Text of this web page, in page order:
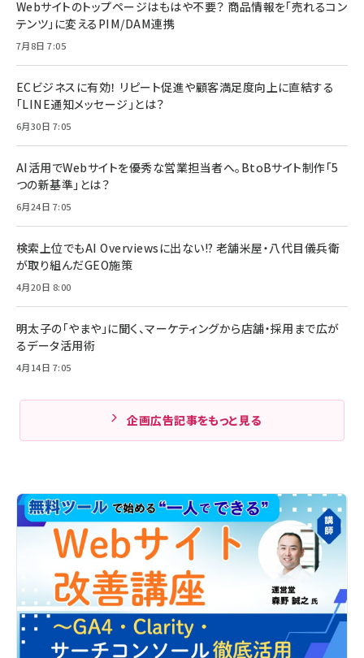
Webサイトのトップページはもはや不要？ 商品情報を「売れるコン
テンツ」に変えるPIM/DAM連携
7月8日 7:05
ECビジネスに有効！ リピート促進や顧客満足度向上に直結する
「LINE通知メッセージ」とは？
6月30日 7:05
AI活用でWebサイトを優秀な営業担当者へ。BtoBサイト制作「5
つの新基準」とは？
6月24日 7:05
検索上位でもAI Overviewsに出ない!? 老舗米屋・八代目儀兵衛
が取り組んだGEO施策
4月20日 8:00
明太子の「やまや」に聞く、マーケティングから店舗・採用まで広が
るデータ活用術
4月14日 7:05
企画広告記事をもっと見る